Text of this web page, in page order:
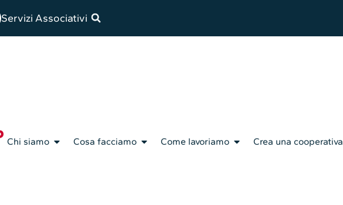
Servizi Associativi
Chi siamo Cosa facciamo Come lavoriamo Crea una cooperativa